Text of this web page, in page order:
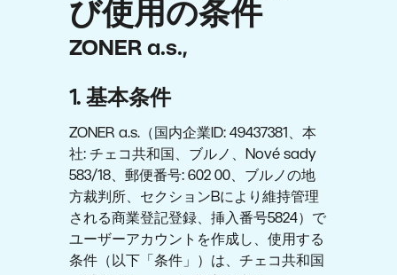
び使用の条件
ZONER a.s.,
1. 基本条件
ZONER a.s.（国内企業ID: 49437381、本
社: チェコ共和国、ブルノ、Nové sady
583/18、郵便番号: 602 00、ブルノの地
方裁判所、セクションBにより維持管理
される商業登記登録、挿入番号5824）で
ユーザーアカウントを作成し、使用する
条件（以下「条件」）は、チェコ共和国